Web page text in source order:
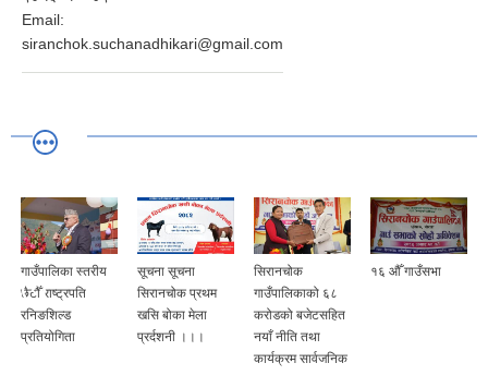
Email:
siranchok.suchanadhikari@gmail.com
गाउँपालिका स्तरीय
छैटौँ राष्ट्रपति
रनिङशिल्ड
प्रतियोगिता
सूचना सूचना
सिरानचोक प्रथम
खसि बोका मेला
प्रर्दशनी ।।।
सिरानचोक
गाउँपालिकाको ६८
करोडको बजेटसहित
नयाँ नीति तथा
कार्यक्रम सार्वजनिक
१६ औँ गाउँसभा